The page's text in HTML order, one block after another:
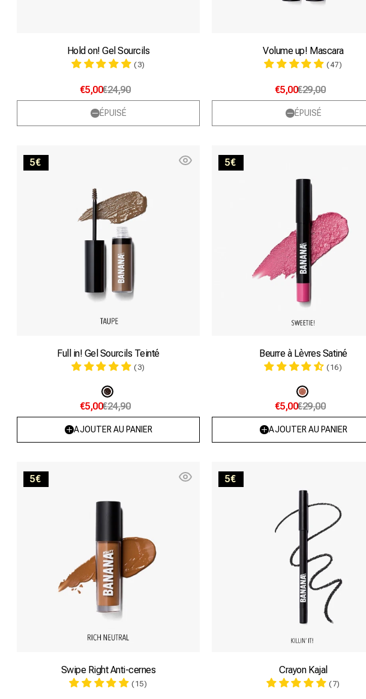
Hold on! Gel Sourcils
(3)
€5,00€24,90
ÉPUISÉ
Volume up! Mascara
(47)
€5,00€29,00
ÉPUISÉ
5€
Full in! Gel Sourcils Teinté
(3)
Variante
épuisée
indisponible
€5,00€24,90
AJOUTER AU PANIER
5€
Beurre à Lèvres Satiné
(16)
Variante
épuisée
indisponible
€5,00€29,00
AJOUTER AU PANIER
Rich
5€
Swipe Right Anti-cernes
(15)
5€
Crayon Kajal
(7)